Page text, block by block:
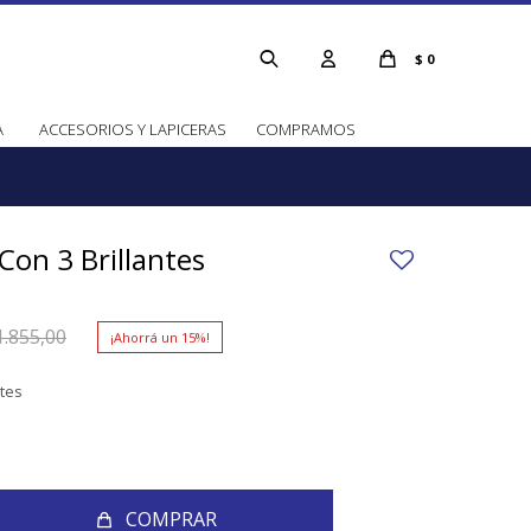
ACCESORIOS Y LAPICERAS COMPRAMOS
$ 0
3 Brillantes
15
COMPRAR